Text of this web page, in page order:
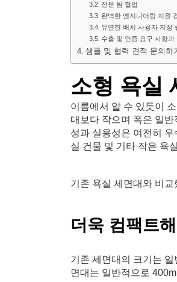
전문 팀 협업
완벽한 엔지니어링 지원
유연한 배치 사용자 지정
수출 및 인증 요구 사항과
샘플 및 협력 견적 문의하기
소형 욕실
이름에서 알 수 있듯이
대보다 작으며 폭은 일
성과 실용성은 여전히
실 건물 및 기타 작은 욕
기존 욕실 세면대와 비
더욱 컴팩트
기존 세면대의 크기는
면대는 일반적으로